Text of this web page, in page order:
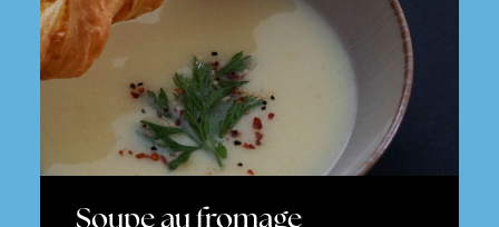
Soupe au fromage